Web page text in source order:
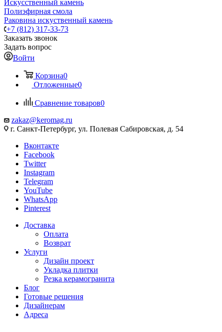
Искусственный камень
Полиэфирная смола
Раковина искуственный камень
+7 (812) 317-33-73
Заказать звонок
Задать вопрос
Войти
Корзина0
Отложенные0
Сравнение товаров0
zakaz@keromag.ru
г. Санкт-Петербург, ул. Полевая Сабировская, д. 54
Вконтакте
Facebook
Twitter
Instagram
Telegram
YouTube
WhatsApp
Pinterest
Доставка
Оплата
Возврат
Услуги
Дизайн проект
Укладка плитки
Резка керамогранита
Блог
Готовые решения
Дизайнерам
Адреса